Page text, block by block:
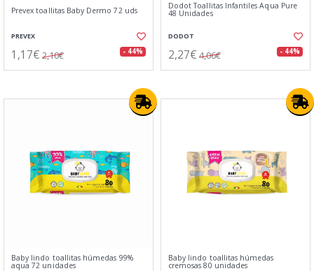
Prevex toallitas Baby Dermo 72 uds
PREVEX
1,17€ 2,10€ - 44%
Dodot Toallitas Infantiles Aqua Pure
48 Unidades
DODOT
2,27€ 4,06€ - 44%
Baby lindo toallitas húmedas 99%
aqua 72 unidades
Baby lindo toallitas húmedas
cremosas 80 unidades